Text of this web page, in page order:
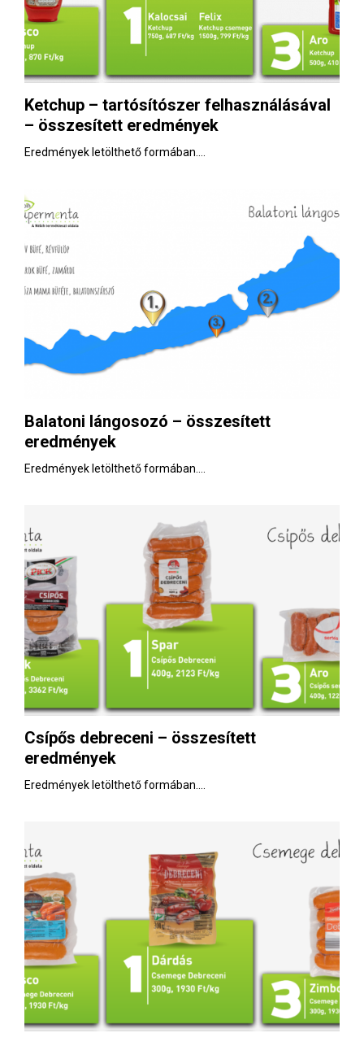
Ketchup – tartósítószer felhasználásával
– összesített eredmények
Eredmények letölthető formában....
Balatoni lángosozó – összesített
eredmények
Eredmények letölthető formában....
Csípős debreceni – összesített
eredmények
Eredmények letölthető formában....